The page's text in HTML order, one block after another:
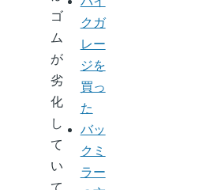
ゴ
ム
が
劣
化
し
て
い
て
クガ
レー
ジを
買っ
た
バッ
クミ
ラー